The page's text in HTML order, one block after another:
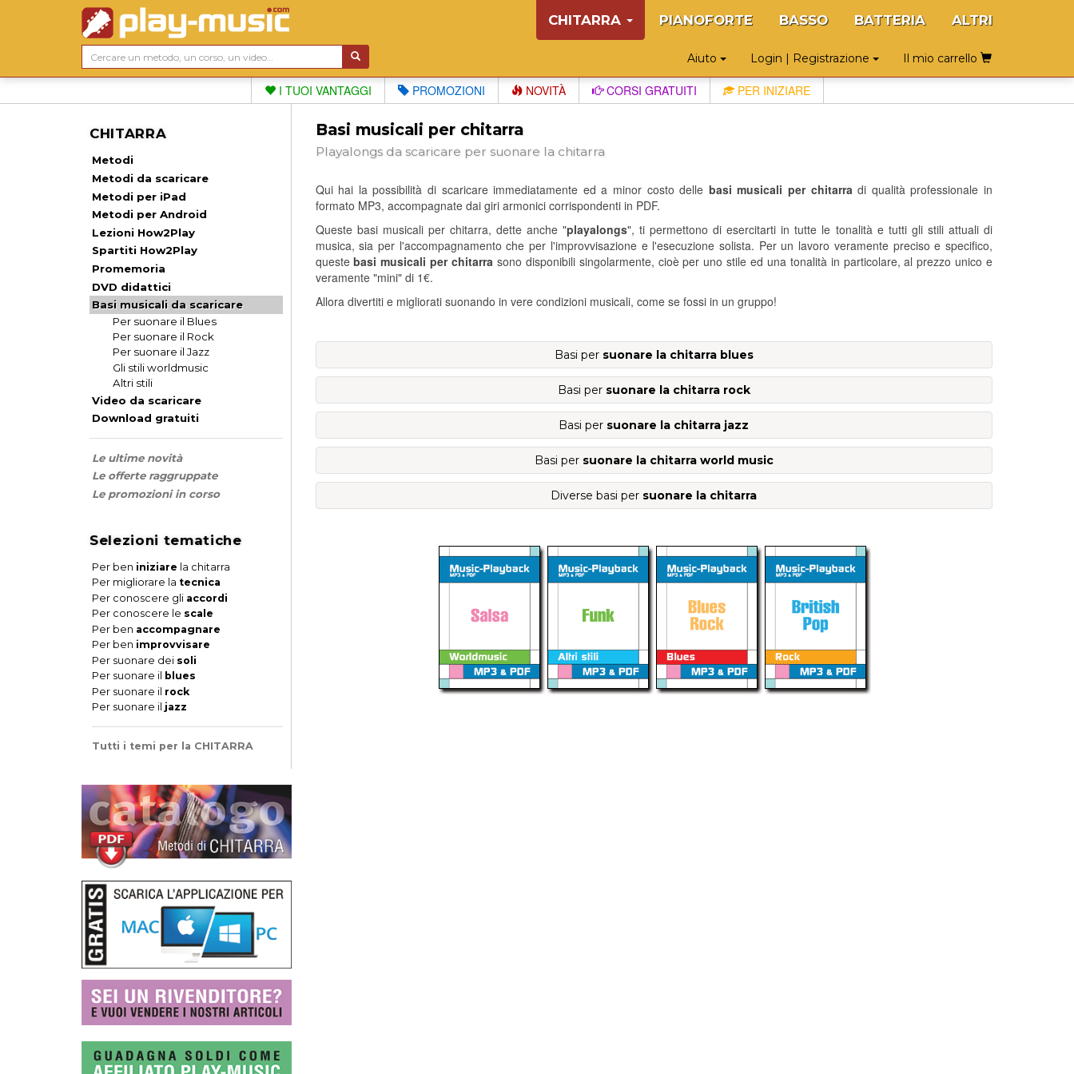
CHITARRA PIANOFORTE BASSO BATTERIA ALTRI
Aiuto Login | Registrazione Il mio carrello
I TUOI VANTAGGI PROMOZIONI NOVITÀ CORSI GRATUITI PER INIZIARE
CHITARRA
Metodi
Metodi da scaricare
Metodi per iPad
Metodi per Android
Lezioni How2Play
Spartiti How2Play
Promemoria
DVD didattici
Basi musicali da scaricare
Per suonare il Blues
Per suonare il Rock
Per suonare il Jazz
Gli stili worldmusic
Altri stili
Video da scaricare
Download gratuiti
Le ultime novità
Le offerte raggruppate
Le promozioni in corso
Selezioni tematiche
Per ben iniziare la chitarra
Per migliorare la tecnica
Per conoscere gli accordi
Per conoscere le scale
Per ben accompagnare
Per ben improvvisare
Per suonare dei soli
Per suonare il blues
Per suonare il rock
Per suonare il jazz
Tutti i temi per la CHITARRA
Basi musicali per chitarra
Playalongs da scaricare per suonare la chitarra
Qui hai la possibilità di scaricare immediatamente ed a minor costo delle basi musicali per chitarradi qualità professionale in
formato MP3, accompagnate dai giri armonici corrispondenti in PDF.
Queste basi musicali per chitarra, dette anche "playalongs", ti permettono di esercitarti in tutte le tonalità e tutti gli stili attuali di
musica, sia per l'accompagnamento che per l'improvvisazione e l'esecuzione solista. Per un lavoro veramente preciso e specifico,
questebasi musicali per chitarra sono disponibili singolarmente, cioè per uno stile ed una tonalità in particolare, al prezzo unico e
veramente "mini" di 1€.
Allora divertiti e migliorati suonando in vere condizioni musicali, come se fossi in un gruppo!
Basi per suonare la chitarra blues
Basi per suonare la chitarra rock
Basi per suonare la chitarra jazz
Basi per suonare la chitarra world music
Diverse basi per suonare la chitarra